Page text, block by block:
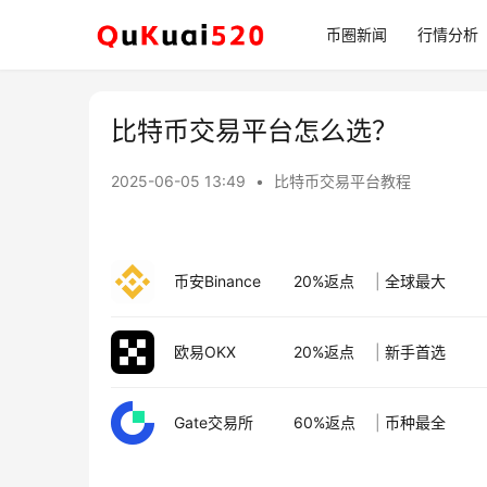
币圈新闻 行情分析
比特币交易平台怎么选？
2025-06-05 13:49 • 比特币交易平台教程
币安Binance 20%返点 全球最大
欧易OKX 20%返点 新手首选
Gate交易所 60%返点 币种最全